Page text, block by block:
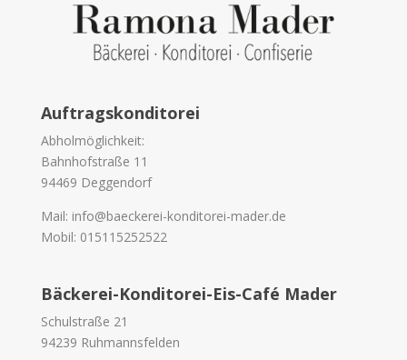
Auftragskonditorei
Abholmöglichkeit:
Bahnhofstraße 11
94469 Deggendorf
Mail: info@baeckerei-konditorei-mader.de
Mobil: 015115252522
Bäckerei-Konditorei-Eis-Café Mader
Schulstraße 21
94239 Ruhmannsfelden